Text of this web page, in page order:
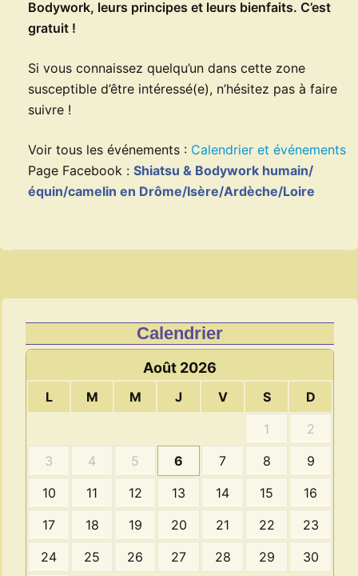
Bodywork, leurs principes et leurs bienfaits. C’est
gratuit !
Si vous connaissez quelqu’un dans cette zone
susceptible d’être intéressé(e), n’hésitez pas à faire
suivre !
Voir tous les événements : Calendrier et événements
Page Facebook : Shiatsu & Bodywork humain/
équin/camelin en Drôme/Isère/Ardèche/Loire
Calendrier
Août 2026
L M M J V S
D
1
2
3
4 5 6 7 8
9
10
11 12 13 14 15
16
17
18 19 20 21 22
23
24
25 26 27 28 29
30